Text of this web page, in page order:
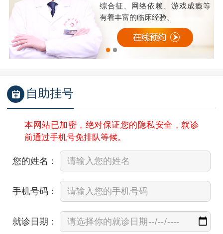
综合征、网络依赖、游戏成瘾等
有着丰富的临床经验。
自助挂号
本网站已加密，绝对保证您的隐私安全，就诊
前通过手机号免排队等候。
您的姓名：
手机号码：
就诊日期：